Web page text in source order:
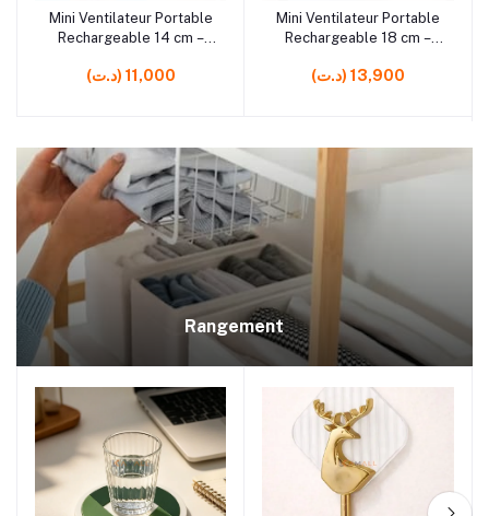
rrrrrr6
Ajouter au panier
Mini Ventilateur Portable
Rechargeable 14 cm –
Bureau
(د.ت) 11,000
rrrrrr0 rrrrrr0 rrrrrr0
Ajouter au panier
Mini Ventilateur Portable
Rechargeable 18 cm –
Compact en Plastique
(د.ت) 13,900
Rangement